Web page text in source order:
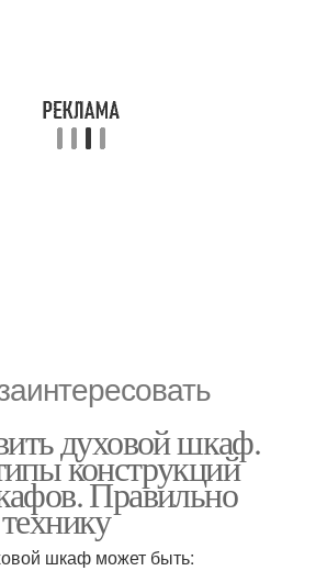
духовой шкаф.
конструкций
Правильно
шкаф может быть: